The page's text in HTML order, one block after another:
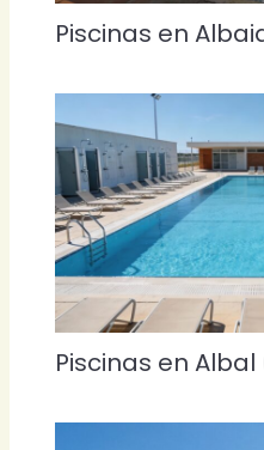
Piscinas en
Piscinas en